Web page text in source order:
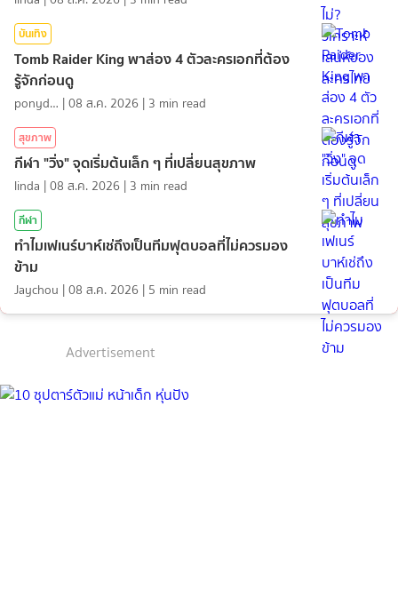
บันเทิง
Tomb Raider King พาส่อง 4 ตัวละครเอกที่ต้อง
รู้จักก่อนดู
ponydiary |08 ส.ค. 2026 | 3 min read
สุขภาพ
กีฬา "วิ่ง" จุดเริ่มต้นเล็ก ๆ ที่เปลี่ยนสุขภาพ
linda |08 ส.ค. 2026 | 3 min read
กีฬา
ทำไมเฟเนร์บาห์เช่ถึงเป็นทีมฟุตบอลที่ไม่ควรมอง
ข้าม
Jaychou |08 ส.ค. 2026 | 5 min read
Advertisement